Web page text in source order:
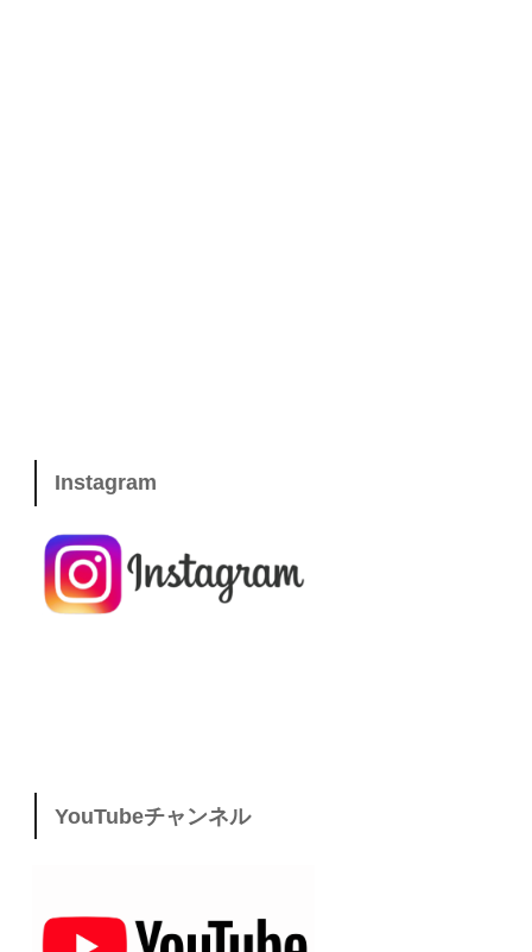
Instagram
YouTubeチャンネル